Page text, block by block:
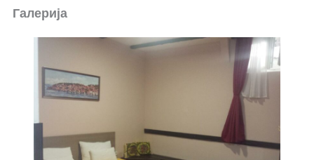
Галерија